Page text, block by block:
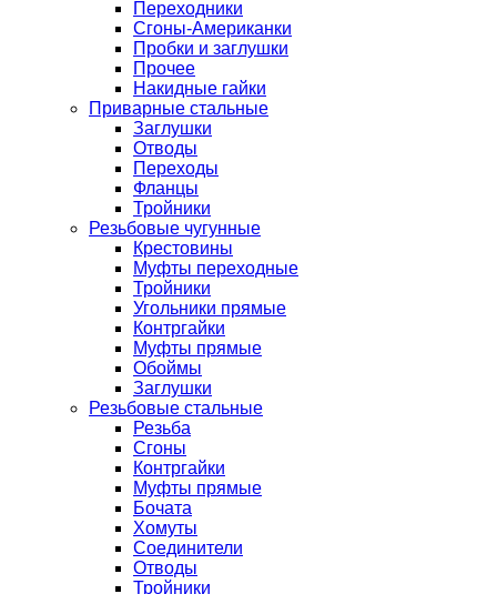
Переходники
Сгоны-Американки
Пробки и заглушки
Прочее
Накидные гайки
Приварные стальные
Заглушки
Отводы
Переходы
Фланцы
Тройники
Резьбовые чугунные
Крестовины
Муфты переходные
Тройники
Угольники прямые
Контргайки
Муфты прямые
Обоймы
Заглушки
Резьбовые стальные
Резьба
Сгоны
Контргайки
Муфты прямые
Бочата
Хомуты
Соединители
Отводы
Тройники